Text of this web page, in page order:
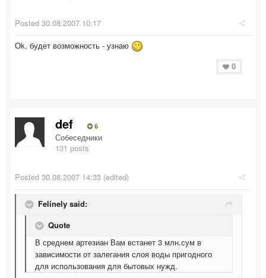
Posted 30.08.2007 10:17
Ok, будет возможность - узнаю
0
def 6
Собеседники
131 posts
Posted 30.08.2007 14:33 (edited)
Felinely said:
Quote
В среднем артезиан Вам встанет 3 млн.сум в
зависимости от залегания слоя воды пригодного
для использования для бытовых нужд.